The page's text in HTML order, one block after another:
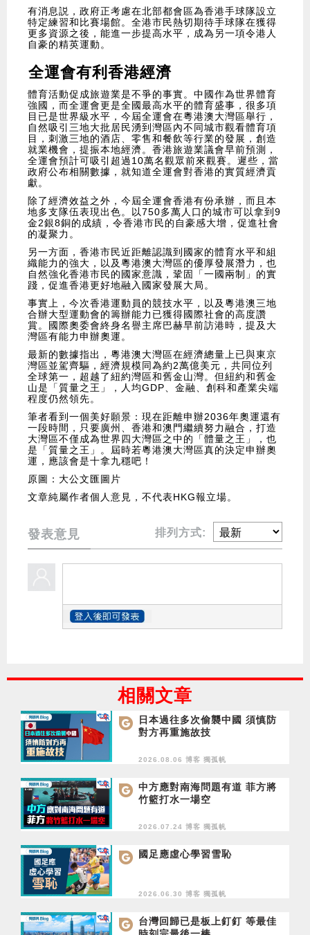
有消息説，政府正考慮在北部都會區為香港手球隊設立
特定練習和比賽場館。全港市民熱切期待手球隊在獲得
更多資源之後，能進一步提高水平，成為另一項令港人
自豪的精英運動。
全運會有利香港經濟
體育活動促成旅遊業是不爭的事實。中國作為世界體育
強國，而全運會更是全國最高水平的體育盛事，很多項
目已是世界級水平，今屆全運會在粵港澳大灣區舉行，
自然吸引三地大批居民湧到灣區內不同城市觀看體育項
目，刺激三地的酒店、零售和餐飲等行業的發展，創造
就業機會，提振本地經濟。香港旅遊業議會早前預測，
全運會預計可吸引超過10萬名觀眾前來觀賽。遲些，當
政府公布相關數據，就知道全運會對香港的實質經濟貢
獻。
除了經濟效益之外，今屆全運會香港有份承辦，而且本
地多支隊伍表現出色。以750多萬人口的城市可以拿到9
金2銀8銅的成績，令香港市民的自豪感大增，促進社會
的凝聚力。
另一方面，香港市民近距離認識到國家的體育水平和組
織能力的強大，以及粵港澳大灣區的優厚發展潛力，也
自然強化香港市民的國家意識，鞏固「一國兩制」的實
踐，促進香港更好地融入國家發展大局。
事實上，今次香港運動員的競技水平，以及粵港澳三地
合辦大型運動會的籌辦能力已獲得國際社會的高度讚
賞。國際奧委會終身名譽主席巴赫早前訪港時，提及大
灣區有能力申辦奧運。
最新的數據指出，粵港澳大灣區在經濟總量上已與東京
灣區並駕齊驅，經濟規模同為約2萬億美元，共同位列
全球第一，超越了紐約灣區和舊金山灣。但紐約和舊金
山是「質量之王」，人均GDP、金融、創科和產業尖端
程度仍然領先。
筆者看到一個美好願景：現在距離申辦2036年奧運還有
一段時間，只要廣州、香港和澳門繼續努力融合，打造
大灣區不僅成為世界四大灣區之中的「體量之王」，也
是「質量之王」。屆時若粵港澳大灣區真的決定申辦奧
運，應該會是十拿九穩吧！
原圖：大公文匯圖片
文章純屬作者個人意見，不代表HKG報立場。
發表意見 排列方式:
相關文章
日本過往多次偷襲中國 須慎防
對方再重施故技
2026.08.06 博客 獨孤帆
中方應對南海問題有道 菲方將
竹籃打水一場空
2026.07.24 博客 獨孤帆
國足應虛心學習雪恥
2026.06.30 博客 獨孤帆
台灣回歸已是板上釘釘 等最佳